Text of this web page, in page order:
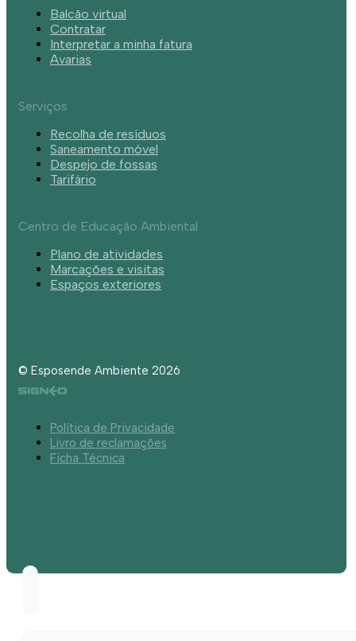
Balcão virtual
Contratar
Interpretar a minha fatura
Avarias
Serviços
Recolha de resíduos
Saneamento móvel
Despejo de fossas
Tarifário
Centro de Educação Ambiental
Plano de atividades
Marcações e visitas
Espaços exteriores
© Esposende Ambiente 2026
Política de Privacidade
Livro de reclamações
Ficha Técnica